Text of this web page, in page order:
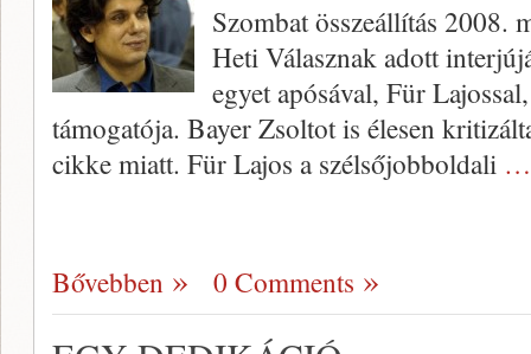
Szombat összeállítás 2008.
Heti Válasznak adott
egyet apósával, Für
támogatója. Bayer Zsoltot is élesen
cikke miatt. Für Lajos a szélsőjobboldali …
Bővebben 0 Comments